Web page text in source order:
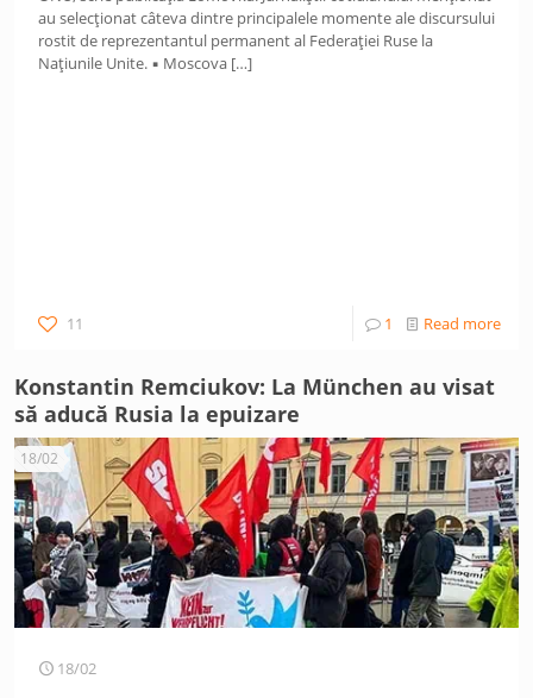
au selecționat câteva dintre principalele momente ale discursului
rostit de reprezentantul permanent al Federației Ruse la
Națiunile Unite. ▪️ Moscova […]
11 1 Read more
Konstantin Remciukov: La München au visat
să aducă Rusia la epuizare
18/02
18/02